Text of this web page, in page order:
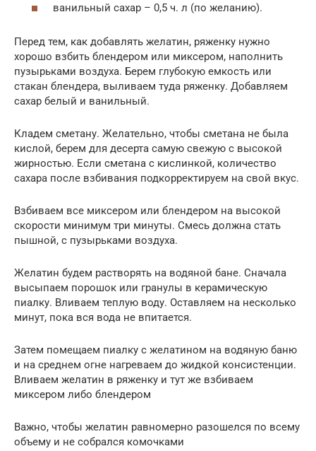
ванильный сахар – 0,5 ч. л (по желанию).
Перед тем, как добавлять желатин, ряженку нужно
хорошо взбить блендером или миксером, наполнить
пузырьками воздуха. Берем глубокую емкость или
стакан блендера, выливаем туда ряженку. Добавляем
сахар белый и ванильный.
Кладем сметану. Желательно, чтобы сметана не была
кислой, берем для десерта самую свежую с высокой
жирностью. Если сметана с кислинкой, количество
сахара после взбивания подкорректируем на свой вкус.
Взбиваем все миксером или блендером на высокой
скорости минимум три минуты. Смесь должна стать
пышной, с пузырьками воздуха.
Желатин будем растворять на водяной бане. Сначала
высыпаем порошок или гранулы в керамическую
пиалку. Вливаем теплую воду. Оставляем на несколько
минут, пока вся вода не впитается.
Затем помещаем пиалку с желатином на водяную баню
и на среднем огне нагреваем до жидкой консистенции.
Вливаем желатин в ряженку и тут же взбиваем
миксером либо блендером
Важно, чтобы желатин равномерно разошелся по всему
объему и не собрался комочками